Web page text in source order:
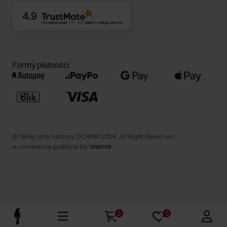
4.9
Na podstawie 357 108 opinii z całego okresu
Formy płatności
© Sklep internetowy OCHNIK 2026 . All Right Reserved.
e-commerce platform by
0 0